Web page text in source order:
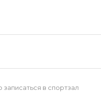
в спортзал